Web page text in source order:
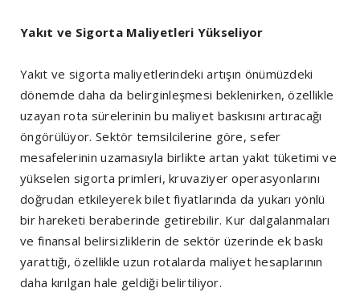
Yakıt ve Sigorta Maliyetleri Yükseliyor
Yakıt ve sigorta maliyetlerindeki artışın önümüzdeki
dönemde daha da belirginleşmesi beklenirken, özellikle
uzayan rota sürelerinin bu maliyet baskısını artıracağı
öngörülüyor. Sektör temsilcilerine göre, sefer
mesafelerinin uzamasıyla birlikte artan yakıt tüketimi ve
yükselen sigorta primleri, kruvaziyer operasyonlarını
doğrudan etkileyerek bilet fiyatlarında da yukarı yönlü
bir hareketi beraberinde getirebilir. Kur dalgalanmaları
ve finansal belirsizliklerin de sektör üzerinde ek baskı
yarattığı, özellikle uzun rotalarda maliyet hesaplarının
daha kırılgan hale geldiği belirtiliyor.